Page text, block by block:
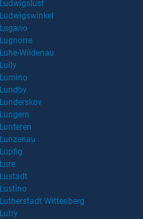
Ludwigslust
Ludwigswinkel
Lugano
Lugnorre
Luhe-Wildenau
Lully
Lumino
Lundby
Lunderskov
Lungern
Lunteren
Lunzenau
Lupfig
Lure
Lustadt
Lustino
Lutherstadt Wittenberg
Lutry